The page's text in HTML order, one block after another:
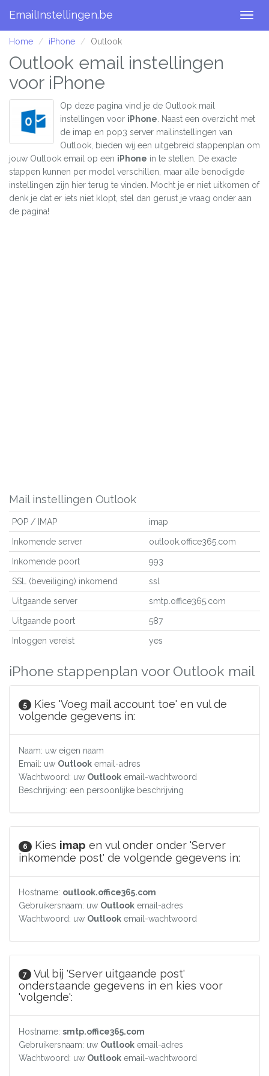
EmailInstellingen.be
Home iPhone Outlook
Outlook email instellingen
voor iPhone
Op deze pagina vind je de Outlook mail
instellingen voor iPhone . Naast een overzicht met
de imap en pop3 server mailinstellingen van
Outlook, bieden wij een uitgebreid stappenplan om
jouw Outlook email op een iPhone in te stellen. De exacte
stappen kunnen per model verschillen, maar alle benodigde
instellingen zijn hier terug te vinden. Mocht je er niet uitkomen of
denk je dat er iets niet klopt, stel dan gerust je vraag onder aan
de pagina!
Mail instellingen Outlook
POP / IMAP imap
Inkomende server outlook.office365.com
Inkomende poort 993
SSL (beveiliging) inkomend ssl
Uitgaande server smtp.office365.com
Uitgaande poort 587
Inloggen vereist yes
iPhone stappenplan voor Outlook mail
5
Kies 'Voeg mail account toe' en vul de
volgende gegevens in:
Naam: uw eigen naam
Email: uw Outlook email-adres
Wachtwoord: uw Outlook email-wachtwoord
Beschrijving: een persoonlijke beschrijving
6 Kies imap en vul onder onder 'Server
inkomende post' de volgende gegevens in:
Hostname: outlook.office365.com
Gebruikersnaam: uw Outlook email-adres
Wachtwoord: uw Outlook email-wachtwoord
7
Vul bij 'Server uitgaande post'
onderstaande gegevens in en kies voor
'volgende':
Hostname: smtp.office365.com
Gebruikersnaam: uw Outlook email-adres
Wachtwoord: uw Outlook email-wachtwoord